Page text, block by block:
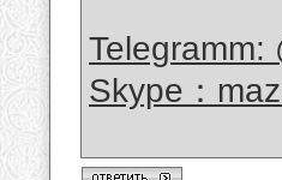
Telegramm:
Skype：